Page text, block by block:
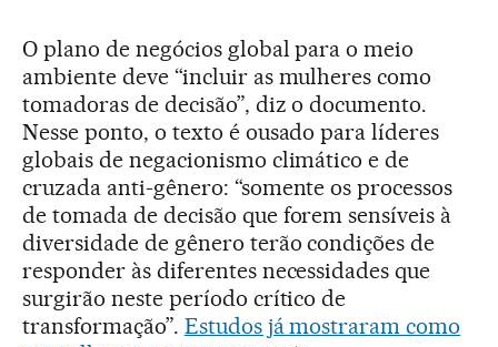
O plano de negócios global para o meio
ambiente deve “incluir as mulheres como
tomadoras de decisão”, diz o documento.
Nesse ponto, o texto é ousado para líderes
globais de negacionismo climático e de
cruzada anti-gênero: “somente os processos
de tomada de decisão que forem sensíveis à
diversidade de gênero terão condições de
responder às diferentes necessidades que
surgirão neste período crítico de
transformação”. Estudos já mostraram como